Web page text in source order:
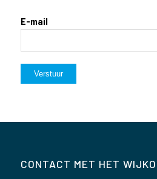
E-mail
CONTACT MET HET